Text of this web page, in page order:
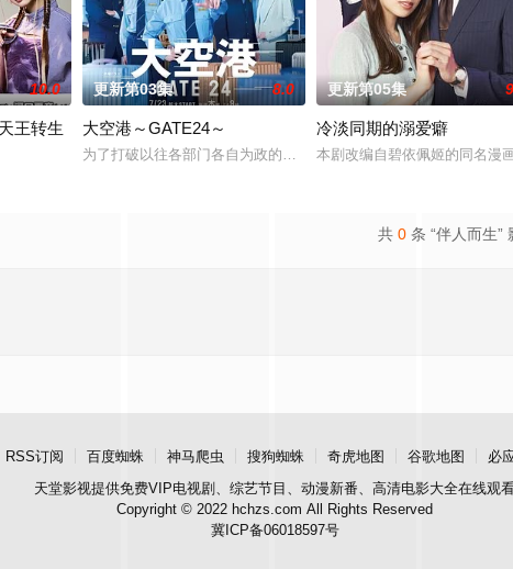
儿看似幸福，却面临
10.0
王转生
更新第03集 8.0
大空港～GATE24～
为了打破以往各部门各自为政的死板规矩，内阁官房直属成立了一个
更新第05集
冷淡同期的溺爱癖
本剧改编自碧依佩姬的同名漫
共 0 条 “伴人而生”
RSS订阅 百度蜘蛛 神马爬虫 搜狗蜘蛛 奇虎地图 谷歌地图
必
天堂影视提供免费VIP电视剧、综艺节目、动漫新番、高清电影大全在线观
Copyright © 2022 hchzs.com All Rights Reserved
冀ICP备06018597号